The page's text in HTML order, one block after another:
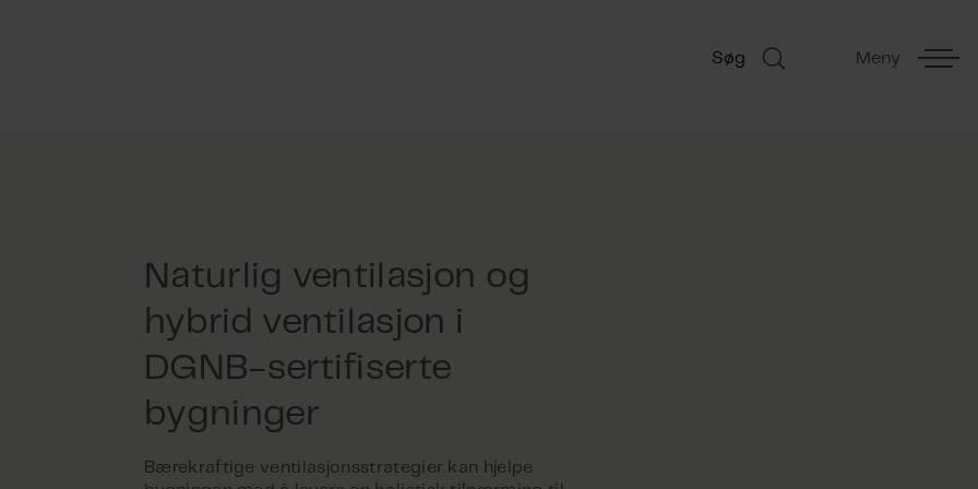
Søg Meny
Naturlig ventilasjon og
hybrid ventilasjon i
DGNB-sertifiserte
bygninger
Bærekraftige ventilasjonsstrategier kan hjelpe